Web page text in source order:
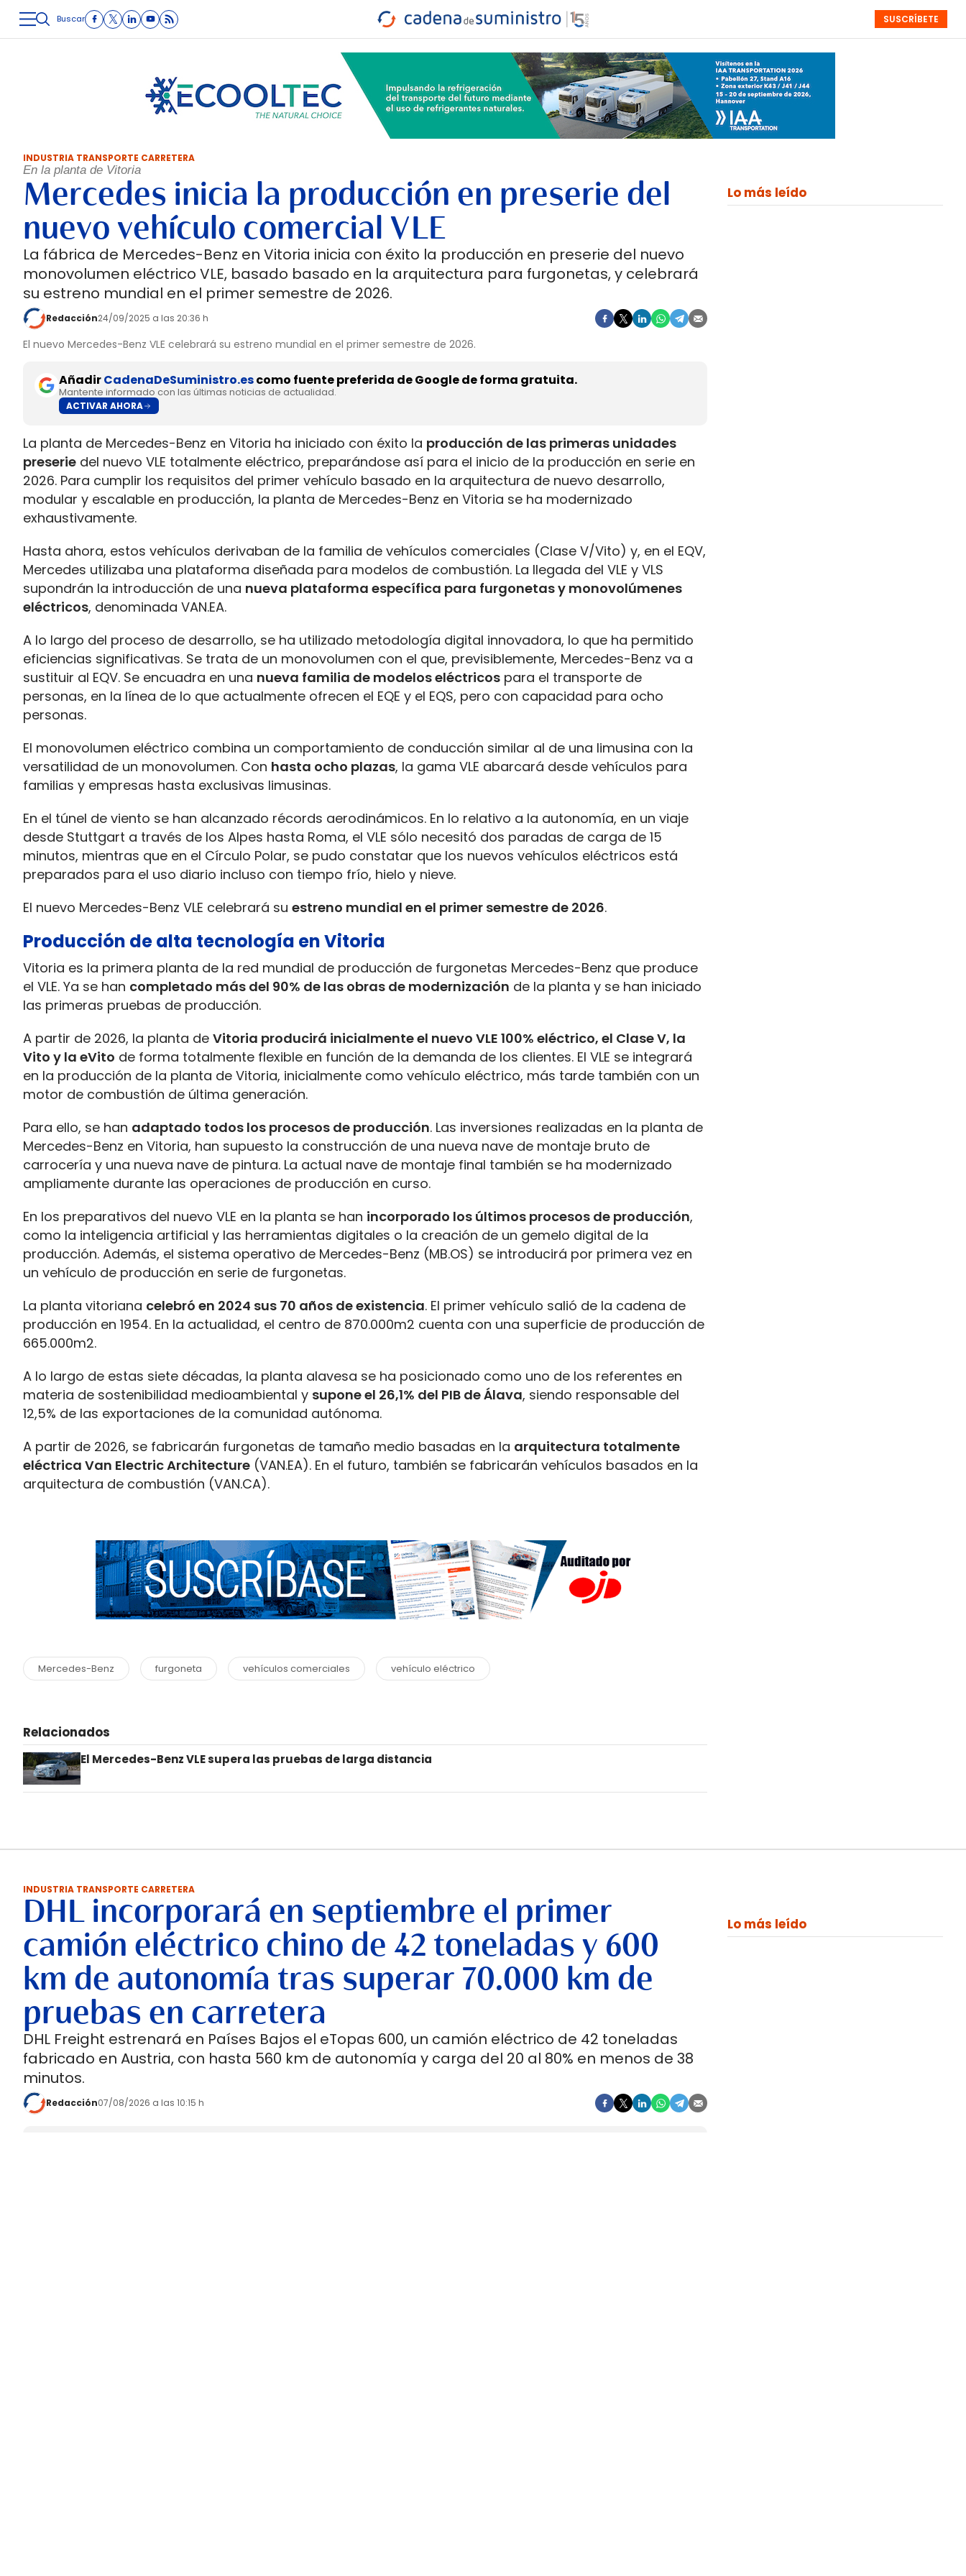
LOGÍSTICA INMOLOGÍSTICA INTRALOGÍSTICA CARRETERA
CARRETERA
MARÍTIMO INTERMODAL PROTAGONISTAS
SEMANALES
MONOGRÁFICOS EVENTOS
SUSCRÍBETE
Buscar
INDUSTRIA TRANSPORTE CARRETERA
En la planta de Vitoria
Mercedes inicia la producción en preserie del
nuevo vehículo comercial VLE
La fábrica de Mercedes-Benz en Vitoria inicia con éxito la producción en preserie del nuevo
monovolumen eléctrico VLE, basado basado en la arquitectura para furgonetas, y celebrará
su estreno mundial en el primer semestre de 2026.
Redacción24/09/2025 a las 20:36 h
El nuevo Mercedes-Benz VLE celebrará su estreno mundial en el primer semestre de 2026.
AñadirCadenaDeSuministro.escomo fuente preferida de Google de forma gratuita.
Mantente informado con las últimas noticias de actualidad.
ACTIVAR AHORA
La planta de Mercedes-Benz en Vitoria ha iniciado con éxito la producción de las primeras unidades
preserie del nuevo VLE totalmente eléctrico, preparándose así para el inicio de la producción en serie en
2026. Para cumplir los requisitos del primer vehículo basado en la arquitectura de nuevo desarrollo,
modular y escalable en producción, la planta de Mercedes-Benz en Vitoria se ha modernizado
exhaustivamente.
Hasta ahora, estos vehículos derivaban de la familia de vehículos comerciales (Clase V/Vito) y, en el EQV,
Mercedes utilizaba una plataforma diseñada para modelos de combustión. La llegada del VLE y VLS
supondrán la introducción de una nueva plataforma específica para furgonetas y monovolúmenes
eléctricos, denominada VAN.EA.
A lo largo del proceso de desarrollo, se ha utilizado metodología digital innovadora, lo que ha permitido
eficiencias significativas. Se trata de un monovolumen con el que, previsiblemente, Mercedes-Benz va a
sustituir al EQV. Se encuadra en una nueva familia de modelos eléctricos para el transporte de
personas, en la línea de lo que actualmente ofrecen el EQE y el EQS, pero con capacidad para ocho
personas.
El monovolumen eléctrico combina un comportamiento de conducción similar al de una limusina con la
versatilidad de un monovolumen. Con hasta ocho plazas, la gama VLE abarcará desde vehículos para
familias y empresas hasta exclusivas limusinas.
En el túnel de viento se han alcanzado récords aerodinámicos. En lo relativo a la autonomía, en un viaje
desde Stuttgart a través de los Alpes hasta Roma, el VLE sólo necesitó dos paradas de carga de 15
minutos, mientras que en el Círculo Polar, se pudo constatar que los nuevos vehículos eléctricos está
preparados para el uso diario incluso con tiempo frío, hielo y nieve.
El nuevo Mercedes-Benz VLE celebrará su estreno mundial en el primer semestre de 2026.
Producción de alta tecnología en Vitoria
Vitoria es la primera planta de la red mundial de producción de furgonetas Mercedes-Benz que produce
el VLE. Ya se han completado más del 90% de las obras de modernización de la planta y se han iniciado
las primeras pruebas de producción.
A partir de 2026, la planta de Vitoria producirá inicialmente el nuevo VLE 100% eléctrico, el Clase V, la
Vito y la eVito de forma totalmente flexible en función de la demanda de los clientes. El VLE se integrará
en la producción de la planta de Vitoria, inicialmente como vehículo eléctrico, más tarde también con un
motor de combustión de última generación.
Para ello, se han adaptado todos los procesos de producción. Las inversiones realizadas en la planta de
Mercedes-Benz en Vitoria, han supuesto la construcción de una nueva nave de montaje bruto de
carrocería y una nueva nave de pintura. La actual nave de montaje final también se ha modernizado
ampliamente durante las operaciones de producción en curso.
En los preparativos del nuevo VLE en la planta se han incorporado los últimos procesos de producción,
como la inteligencia artificial y las herramientas digitales o la creación de un gemelo digital de la
producción. Además, el sistema operativo de Mercedes-Benz (MB.OS) se introducirá por primera vez en
un vehículo de producción en serie de furgonetas.
La planta vitoriana celebró en 2024 sus 70 años de existencia. El primer vehículo salió de la cadena de
producción en 1954. En la actualidad, el centro de 870.000m2 cuenta con una superficie de producción de
665.000m2.
A lo largo de estas siete décadas, la planta alavesa se ha posicionado como uno de los referentes en
materia de sostenibilidad medioambiental y supone el 26,1% del PIB de Álava, siendo responsable del
12,5% de las exportaciones de la comunidad autónoma.
A partir de 2026, se fabricarán furgonetas de tamaño medio basadas en la arquitectura totalmente
eléctrica Van Electric Architecture (VAN.EA). En el futuro, también se fabricarán vehículos basados en la
arquitectura de combustión (VAN.CA).
Mercedes-Benz furgoneta vehículos comerciales vehículo eléctrico
Relacionados
El Mercedes-Benz VLE supera las pruebas de larga distancia
Lo más leído
INDUSTRIA TRANSPORTE CARRETERA
DHL incorporará en septiembre el primer
camión eléctrico chino de 42 toneladas y 600
km de autonomía tras superar 70.000 km de
pruebas en carretera
DHL Freight estrenará en Países Bajos el eTopas 600, un camión eléctrico de 42 toneladas
fabricado en Austria, con hasta 560 km de autonomía y carga del 20 al 80% en menos de 38
minutos.
Redacción07/08/2026 a las 10:15 h
Lo más leído